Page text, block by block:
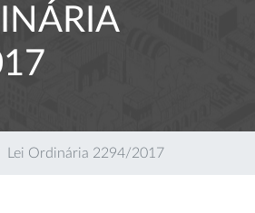
Lei Ordinária 2294/2017